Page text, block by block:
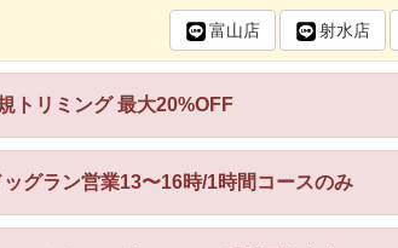
富山店 射水店
トリミング 最大20%OFF
グラン営業13〜16時/1時間コースのみ